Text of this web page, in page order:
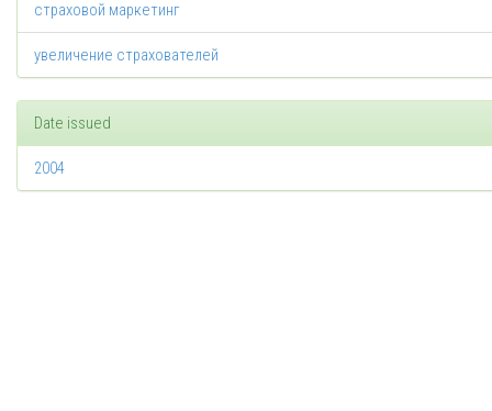
страховой маркетинг
увеличение страхователей
Date issued
2004